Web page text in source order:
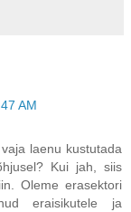
AM
laenu kustutada
Kui jah, siis
Oleme erasektori
eraisikutele ja